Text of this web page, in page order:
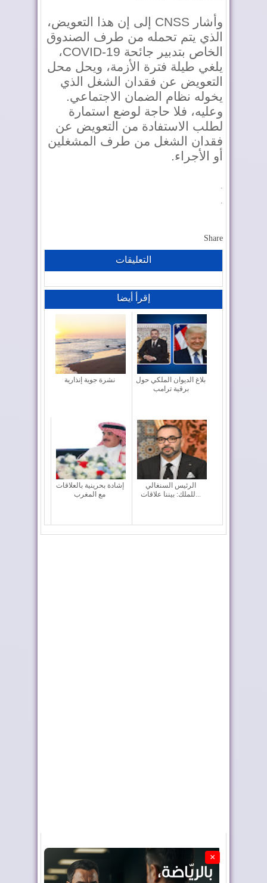
وأشار CNSS إلى إن هذا التعويض،
الذي يتم تحمله من طرف الصندوق
الخاص بتدبير جائحة COVID-19،
يلغي طيلة فترة الأزمة، ويحل محل
التعويض عن فقدان الشغل الذي
يخوله نظام الضمان الاجتماعي.
وعليه، فلا حاجة لوضع استمارة
لطلب الاستفادة من التعويض عن
فقدان الشغل من طرف المشغلين
أو الأجراء.
.
.
Share
التعليقات
إقرأ أيضا
نشرة جوية إنذارية
بلاغ الديوان الملكي حول
برقية ترامب
إشادة بحرينية بالعلاقات
مع المغرب
الرئيس السنغالي
للملك: بيننا علاقات...
×